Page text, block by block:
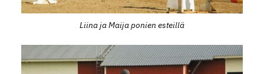
Liina ja Maija ponien esteillä